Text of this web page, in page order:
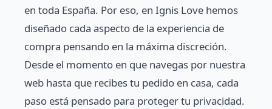
en toda España. Por eso, en Ignis Love hemos
diseñado cada aspecto de la experiencia de
compra pensando en la máxima discreción.
Desde el momento en que navegas por nuestra
web hasta que recibes tu pedido en casa, cada
paso está pensado para proteger tu privacidad.